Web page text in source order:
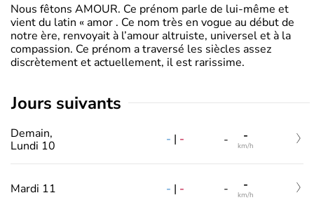
Nous fêtons AMOUR. Ce prénom parle de lui-même et
vient du latin « amor . Ce nom très en vogue au début de
notre ère, renvoyait à l’amour altruiste, universel et à la
compassion. Ce prénom a traversé les siècles assez
discrètement et actuellement, il est rarissime.
jours suivants
Demain,
Lundi 10
- | - - -
km/h
Mardi 11 - | - - -
km/h